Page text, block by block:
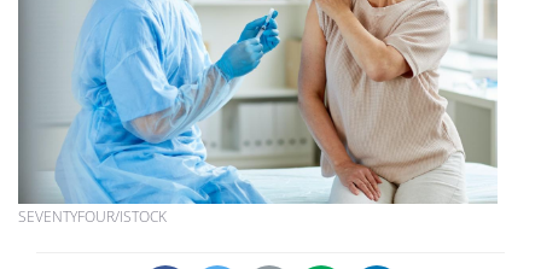
SEVENTYFOUR/ISTOCK